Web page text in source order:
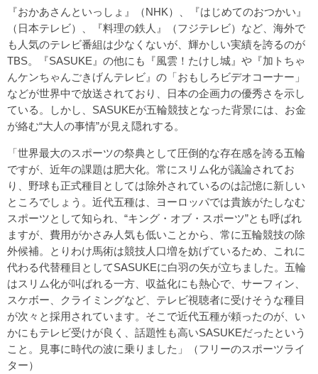
『おかあさんといっしょ』（NHK）、『はじめてのおつかい』
（日本テレビ）、『料理の鉄人』（フジテレビ）など、海外で
も人気のテレビ番組は少なくないが、輝かしい実績を誇るのが
TBS。『SASUKE』の他にも『風雲！たけし城』や『加トちゃ
んケンちゃんごきげんテレビ』の「おもしろビデオコーナー」
などが世界中で放送されており、日本の企画力の優秀さを示し
ている。しかし、SASUKEが五輪競技となった背景には、お金
が絡む“大人の事情”が見え隠れする。
「世界最大のスポーツの祭典として圧倒的な存在感を誇る五輪
ですが、近年の課題は肥大化。常にスリム化が議論されてお
り、野球も正式種目としては除外されているのは記憶に新しい
ところでしょう。近代五種は、ヨーロッパでは貴族がたしなむ
スポーツとして知られ、“キング・オブ・スポーツ”とも呼ばれ
ますが、費用がかさみ人気も低いことから、常に五輪競技の除
外候補。とりわけ馬術は競技人口増を妨げているため、これに
代わる代替種目としてSASUKEに白羽の矢が立ちました。五輪
はスリム化が叫ばれる一方、収益化にも熱心で、サーフィン、
スケボー、クライミングなど、テレビ視聴者に受けそうな種目
が次々と採用されています。そこで近代五種が頼ったのが、い
かにもテレビ受けが良く、話題性も高いSASUKEだったという
こと。見事に時代の波に乗りました」（フリーのスポーツライ
ター）